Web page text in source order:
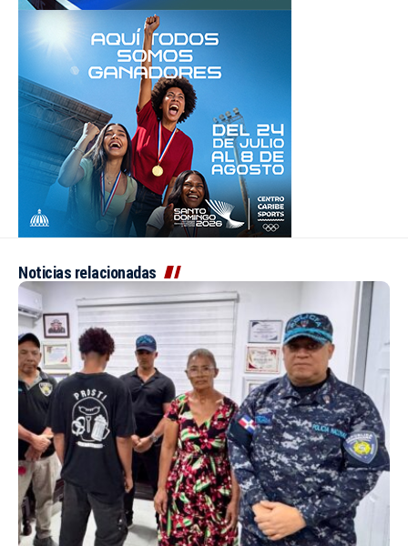
Noticias relacionadas